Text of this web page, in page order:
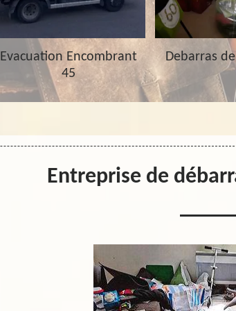
Evacuation Encombrant
45
Debarras
Entreprise de